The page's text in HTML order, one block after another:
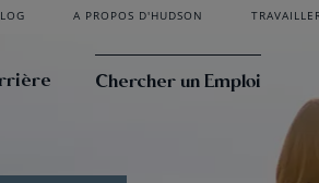
A PROPOS D'HUDSON
Chercher un Emploi